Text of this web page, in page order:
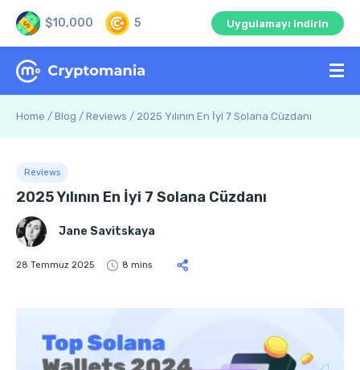
$10,000 5 Uygulamayı indirin
Home / Blog / Reviews / 2025 Yılının En İyi 7 Solana Cüzdanı
Reviews
2025 Yılının En İyi 7 Solana Cüzdanı
Jane Savitskaya
28 Temmuz 2025 8 mins